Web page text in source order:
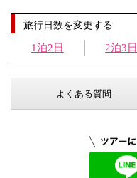
旅行日数を変更する
1泊2日 2泊3日
よくある質問